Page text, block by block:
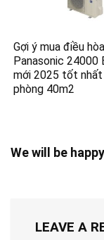
Gợi ý mua điều hòa
Panasonic 24000
mới 2025 tốt
phòng 40m2
We will be
LEAVE A